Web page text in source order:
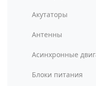
Акутаторы
Антенны
Асинхронные
Блоки питания